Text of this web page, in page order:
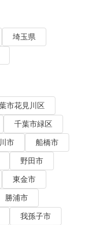
埼玉県
市花見川区
千葉市緑区
市
船橋市
野田市
東金市
勝浦市
我孫子市